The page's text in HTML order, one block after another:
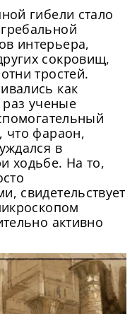
гибели стало
интерьера,
сокровищ,
тростей.
как
раз ученые
что фараон,
в
ходьбе. На то,
свидетельствует
активно